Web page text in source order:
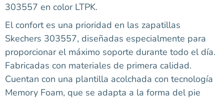
303557 en color LTPK.
El confort es una prioridad en las zapatillas
Skechers 303557, diseñadas especialmente para
proporcionar el máximo soporte durante todo el día.
Fabricadas con materiales de primera calidad.
Cuentan con una plantilla acolchada con tecnología
Memory Foam, que se adapta a la forma del pie